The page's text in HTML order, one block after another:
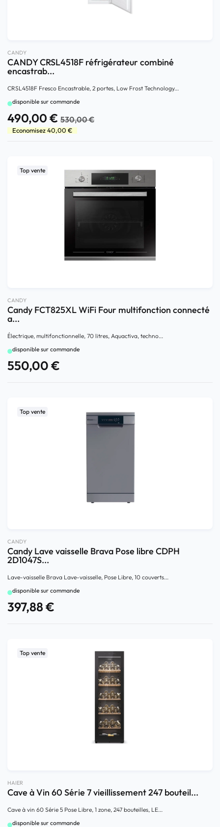
CANDY
CANDY CRSL4518F réfrigérateur combiné
encastrab...
CRSL4518F Fresco Encastrable, 2 portes, Low Frost Technology...
disponible sur commande
490,00 € 530,00€
Economisez40,00 €
Top vente
CANDY
Candy FCT825XL WiFi Four multifonction connecté
a...
Électrique, multifonctionnelle, 70 litres, Aquactiva, techno...
disponible sur commande
550,00€
Top vente
CANDY
Candy Lave vaisselle Brava Pose libre CDPH
2D1047S...
Lave-vaisselle Brava Lave-vaisselle, Pose Libre, 10 couverts...
disponible sur commande
397,88€
Top vente
HAIER
Cave à Vin 60 Série 7 vieillissement 247 bouteil...
Cave à vin 60 Série 5 Pose Libre, 1 zone, 247 bouteilles, LE...
disponible sur commande